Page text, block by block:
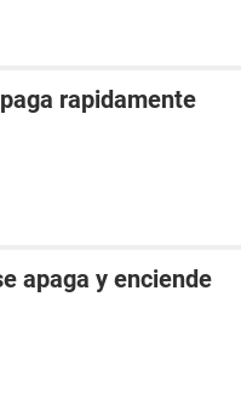
rapidamente
apaga y enciende